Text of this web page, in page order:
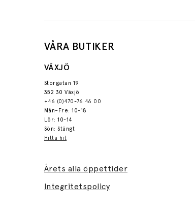
VÅRA BUTIKER
VÄXJÖ
Storgatan 19
352 30 Växjö
+46 (0)470-76 46 00
Mån–Fre: 10-18
Lör: 10-14
Sön: Stängt
Hitta hit
Årets alla öppettider
Integritetspolicy